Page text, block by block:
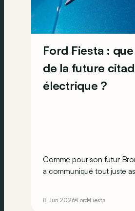
Ford Fiesta :
de la future
électrique ?
Comme pour son futur
a communiqué tout juste
8 Jun 2026 Ford Fiesta